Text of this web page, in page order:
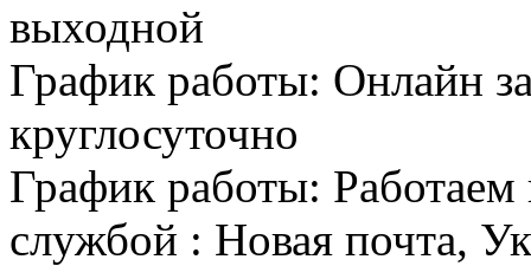
выходной
График работы: Онлайн
круглосуточно
График работы: Работаем
службой : Новая почта,